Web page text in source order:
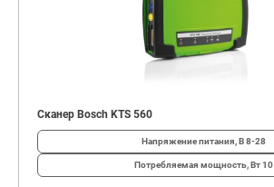
Сканер Bosch KTS 560
Напряжение питания, В8-28
Потребляемая мощность, Вт10